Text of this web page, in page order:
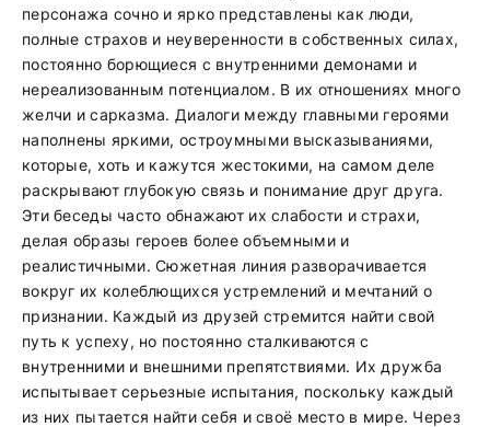
персонажа сочно и ярко представлены как люди,
полные страхов и неуверенности в собственных силах,
постоянно борющиеся с внутренними демонами и
нереализованным потенциалом. В их отношениях много
желчи и сарказма. Диалоги между главными героями
наполнены яркими, остроумными высказываниями,
которые, хоть и кажутся жестокими, на самом деле
раскрывают глубокую связь и понимание друг друга.
Эти беседы часто обнажают их слабости и страхи,
делая образы героев более объемными и
реалистичными. Сюжетная линия разворачивается
вокруг их колеблющихся устремлений и мечтаний о
признании. Каждый из друзей стремится найти свой
путь к успеху, но постоянно сталкиваются с
внутренними и внешними препятствиями. Их дружба
испытывает серьезные испытания, поскольку каждый
из них пытается найти себя и своё место в мире. Через